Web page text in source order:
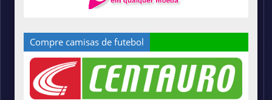
Compre camisas de futebol